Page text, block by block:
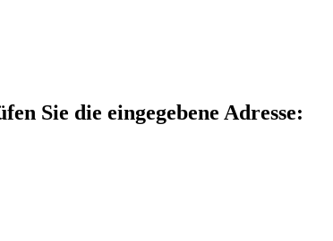
Sie die eingegebene Adresse: